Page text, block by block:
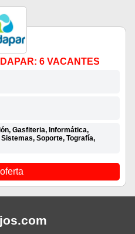
6 VACANTES
Gasfiteria, Informática,
Soporte, Tografía,
.com